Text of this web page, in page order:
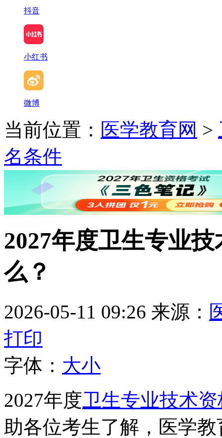
抖音
小红书
微博
当前位置： 医学教育网 >
名条件
2027年度卫生专业
么？
2026-05-11 09:26 来源：
打印
字体： 大小
2027年度卫生专业技术
助各位考生了解，医学